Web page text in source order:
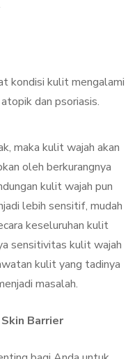
kondisi kulit mengalami
dan psoriasis.
maka kulit wajah akan
oleh berkurangnya
kulit wajah pun
lebih sensitif, mudah
keseluruhan kulit
sensitivitas kulit wajah
kulit yang tadinya
masalah.
Barrier